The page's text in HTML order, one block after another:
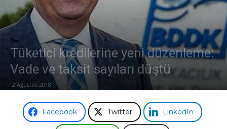
Tüketici kredilerine yeni düzenleme:
Vade ve taksit sayıları düştü
2 Ağustos 2018
Facebook Twitter LinkedIn